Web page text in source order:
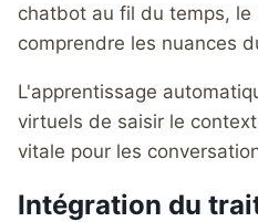
chatbot au fil du temps, le
comprendre les nuances
L'apprentissage
virtuels de saisir le
vitale pour les
Intégration du